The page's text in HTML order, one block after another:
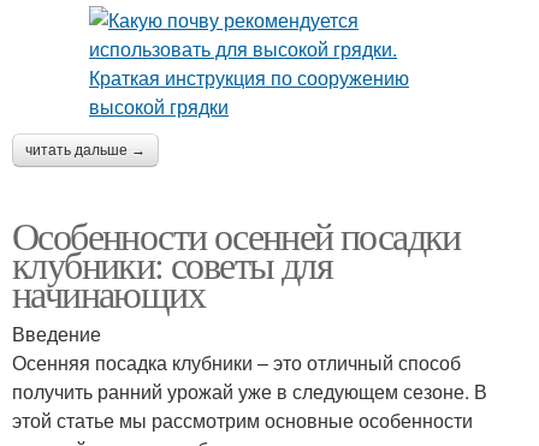
читать дальше →
Особенности осенней посадки
клубники: советы для
начинающих
Введение
Осенняя посадка клубники – это отличный способ
получить ранний урожай уже в следующем сезоне. В
этой статье мы рассмотрим основные особенности